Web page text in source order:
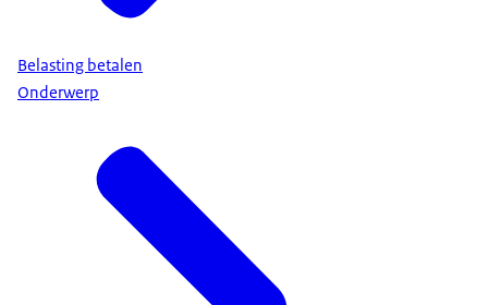
Belasting betalen
Onderwerp